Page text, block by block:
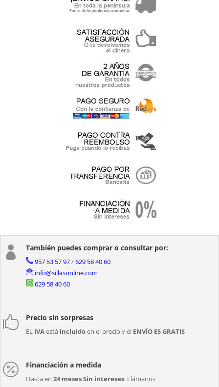
 También puedes comprar o consultar por:
957 53 57 97/629 58 40 60
info@sillasonline.com
629 58 40 60
 Precio sin sorpresas
EL IVAestá incluidoen el precio y el ENVÍO ES GRATIS
 Financiación a medida
Hasta en 24 meses Sin intereses. Llámanos